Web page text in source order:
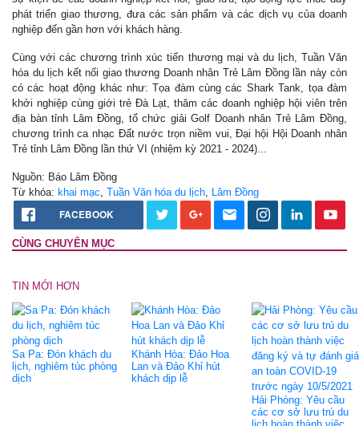
phát triển giao thương, đưa các sản phẩm và các dịch vụ của doanh
nghiệp đến gần hơn với khách hàng.
Cùng với các chương trình xúc tiến thương mại và du lịch, Tuần Văn
hóa du lịch kết nối giao thương Doanh nhân Trẻ Lâm Đồng lần này còn
có các hoạt động khác như: Tọa đàm cùng các Shark Tank, tọa đàm
khởi nghiệp cùng giới trẻ Đà Lạt, thăm các doanh nghiệp hội viên trên
địa bàn tỉnh Lâm Đồng, tổ chức giải Golf Doanh nhân Trẻ Lâm Đồng,
chương trình ca nhạc Đất nước trọn niềm vui, Đại hội Hội Doanh nhân
Trẻ tỉnh Lâm Đồng lần thứ VI (nhiệm kỳ 2021 - 2024)...
Nguồn: Báo Lâm Đồng
Từ khóa: khai mạc, Tuần Văn hóa du lịch, Lâm Đồng
FACEBOOK
CÙNG CHUYÊN MỤC
TIN MỚI HƠN
Sa Pa: Đón khách du
lịch, nghiêm túc phòng
dịch
Khánh Hòa: Đảo Hoa
Lan và Đảo Khỉ hút
khách dịp lễ
Hải Phòng: Yêu cầu
các cơ sở lưu trú du